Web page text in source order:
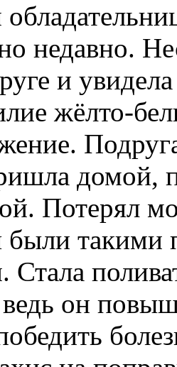
недавно.
и
жёлто-
домой,
Потерял
были
Стала
он